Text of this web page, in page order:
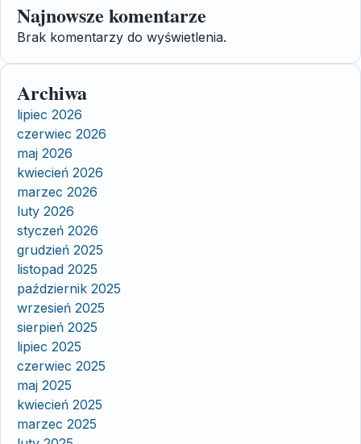
Najnowsze komentarze
Brak komentarzy do wyświetlenia.
Archiwa
lipiec 2026
czerwiec 2026
maj 2026
kwiecień 2026
marzec 2026
luty 2026
styczeń 2026
grudzień 2025
listopad 2025
październik 2025
wrzesień 2025
sierpień 2025
lipiec 2025
czerwiec 2025
maj 2025
kwiecień 2025
marzec 2025